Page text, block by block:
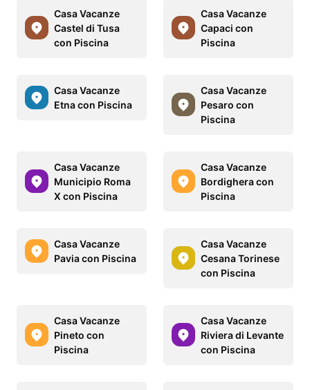
Casa Vacanze
Castel di Tusa
con Piscina
Casa Vacanze
Capaci con
Piscina
Casa Vacanze
Etna con Piscina
Casa Vacanze
Pesaro con
Piscina
Casa Vacanze
Municipio Roma
X con Piscina
Casa Vacanze
Bordighera con
Piscina
Casa Vacanze
Pavia con Piscina
Casa Vacanze
Cesana Torinese
con Piscina
Casa Vacanze
Pineto con
Piscina
Casa Vacanze
Riviera di Levante
con Piscina